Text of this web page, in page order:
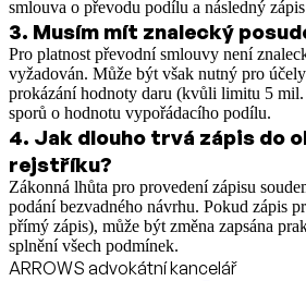
smlouva o převodu podílu a následný
3. Musím mít znalecký
Pro platnost převodní smlouvy není
vyžadován. Může být však nutný pro
prokázání hodnoty daru (kvůli limitu 5
sporů o hodnotu vypořádacího podílu.
4. Jak dlouho trvá zápis do
rejstříku?
Zákonná lhůta pro provedení zápisu
podání bezvadného návrhu. Pokud zápis
přímý zápis), může být změna zapsána
splnění všech podmínek.
ARROWS advokátní kancelář